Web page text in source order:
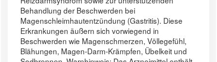
Behandlung der Beschwerden bei
Magenschleimhautentzündung (Gastritis). Diese
Erkrankungen äußern sich vorwiegend in
Beschwerden wie Magenschmerzen, Völlegefühl,
Blähungen, Magen-Darm-Krämpfen, Übelkeit und